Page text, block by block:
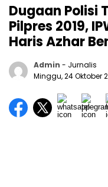
Dugaan Polisi
Pilpres 2019,
Haris Azhar
Admin - Jurnalis
Minggu, 24 Oktober